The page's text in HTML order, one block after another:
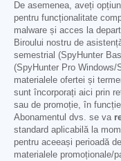
De asemenea, aveți
pentru funcționalitate
malware și acces la
Biroului nostru de
semestrial (SpyHunter
(SpyHunter Pro
materialele ofertei și
sunt încorporați aici prin
sau de promoție, în
Abonamentul dvs. se va
standard aplicabilă la
pentru aceeași perioadă
materialele promoționale/